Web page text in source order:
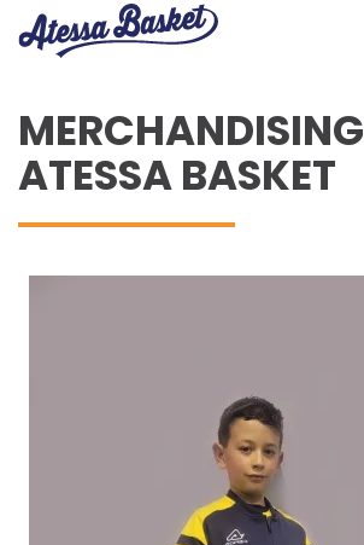
MERCHANDISING
ATESSA BASKET